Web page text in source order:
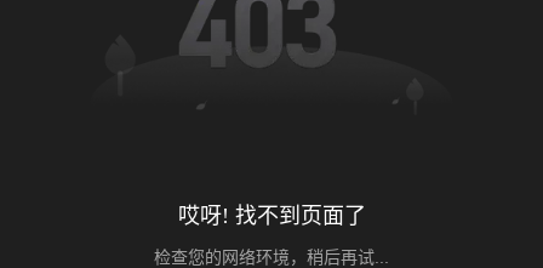
哎呀! 找不到页面了
检查您的网络环境，稍后再试...